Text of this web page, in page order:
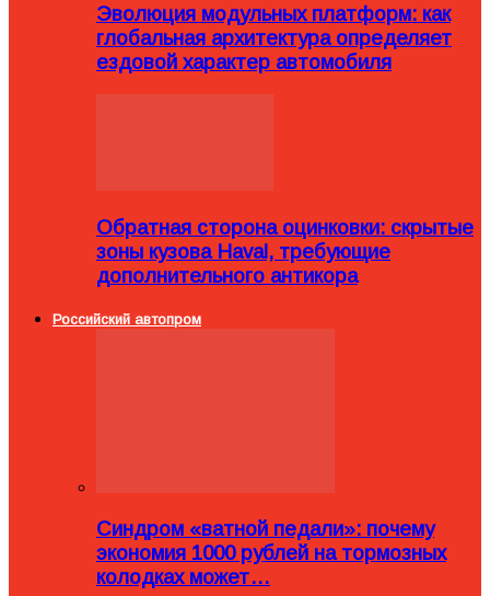
Эволюция модульных платформ: как
глобальная архитектура определяет
ездовой характер автомобиля
Обратная сторона оцинковки: скрытые
зоны кузова Haval, требующие
дополнительного антикора
Российский автопром
Синдром «ватной педали»: почему
экономия 1000 рублей на тормозных
колодках может…